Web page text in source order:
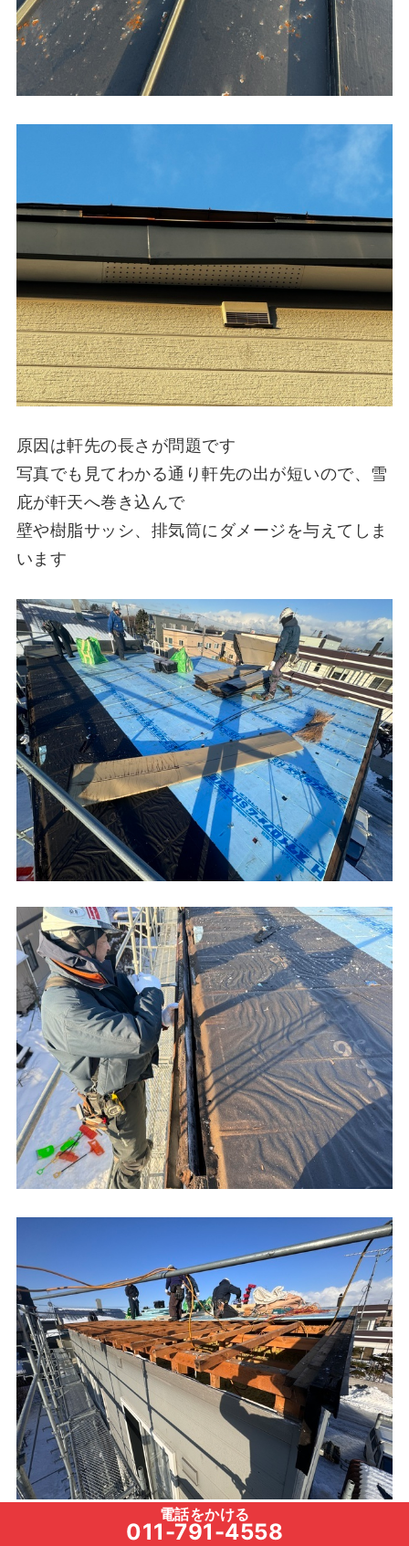
電話をかける
011-791-4558
原因は軒先の長さが問題です
写真でも見てわかる通り軒先の出が短いので、雪
庇が軒天へ巻き込んで
壁や樹脂サッシ、排気筒にダメージを与えてしま
います
既存の屋根を剥がし、軒先の改修工事スタート